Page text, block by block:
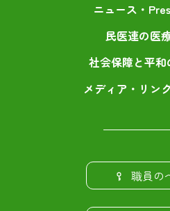
ニュース・
民医連の医
社会保障と平和
メディア・リン
職員の